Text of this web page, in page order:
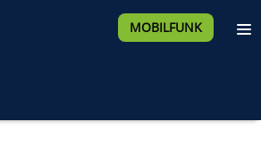
MOBILFUNK